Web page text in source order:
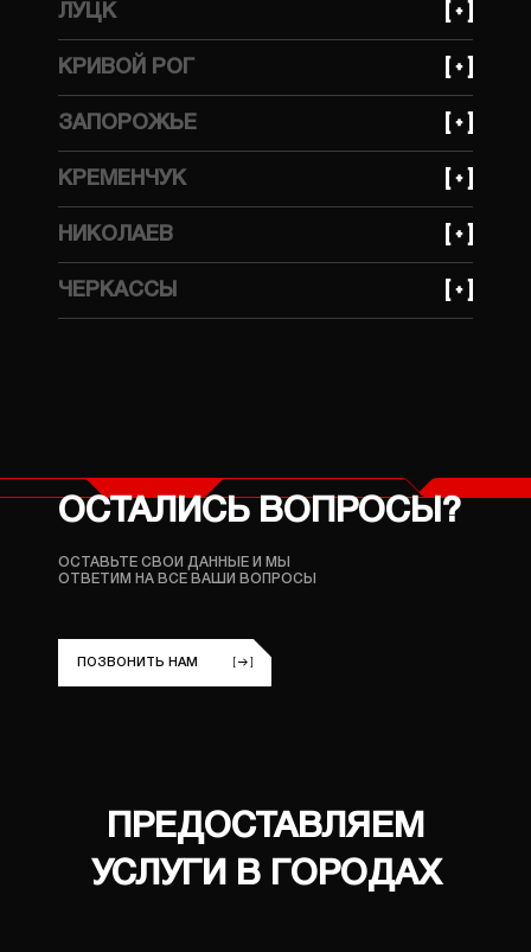
улица Бучмы, 233
ЛУЦК
КРИВОЙ РОГ
улица Волгоградская, 2Д
ЗАПОРОЖЬЕ
улица Украинская, 143
КРЕМЕНЧУК
улица Ярмарочная, 7В
НИКОЛАЕВ
улица 4я Продольная 76 - А
ЧЕРКАССЫ
ОСТАЛИСЬ ВОПРОСЫ?
ОСТАВЬТЕ СВОИ ДАННЫЕ И МЫ
ОТВЕТИМ НА ВСЕ ВАШИ ВОПРОСЫ
ПОЗВОНИТЬ НАМ
ПРЕДОСТАВЛЯЕМ
УСЛУГИ В ГОРОДАХ